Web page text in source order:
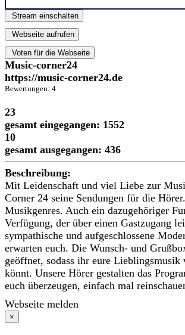
Stream einschalten
Webseite aufrufen
Voten für die Webseite
Music-corner24
https://music-corner24.de
Bewertungen: 4
23
gesamt eingegangen: 1552
10
gesamt ausgegangen: 436
Beschreibung:
Mit Leidenschaft und viel Liebe zur
Corner 24 seine Sendungen für die
Musikgenres. Auch ein dazugehöriger
Verfügung, der über einen Gastzugang
sympathische und aufgeschlossene
erwarten euch. Die Wunsch- und
geöffnet, sodass ihr eure Lieblingsmusik
könnt. Unsere Hörer gestalten das
euch überzeugen, einfach mal
Webseite melden
×